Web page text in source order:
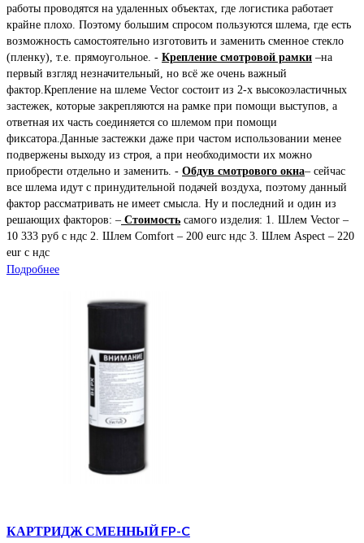
работы проводятся на удаленных объектах, где логистика работает
крайне плохо. Поэтому большим спросом пользуются шлема, где есть
возможность самостоятельно изготовить и заменить сменное стекло
(пленку), т.е. прямоугольное. - Крепление смотровой рамки –на
первый взгляд незначительный, но всё же очень важный
фактор.Крепление на шлеме Vector состоит из 2-х высокоэластичных
застежек, которые закрепляются на рамке при помощи выступов, а
ответная их часть соединяется со шлемом при помощи
фиксатора.Данные застежки даже при частом использовании менее
подвержены выходу из строя, а при необходимости их можно
приобрести отдельно и заменить. - Обдув смотрового окна– сейчас
все шлема идут с принудительной подачей воздуха, поэтому данный
фактор рассматривать не имеет смысла. Ну и последний и один из
решающих факторов: – Стоимость самого изделия: 1. Шлем Vector –
10 333 руб с ндс 2. Шлем Comfort – 200 eurс ндс 3. Шлем Aspect – 220
eur с ндс
Подробнее
КАРТРИДЖ СМЕННЫЙ FP-C